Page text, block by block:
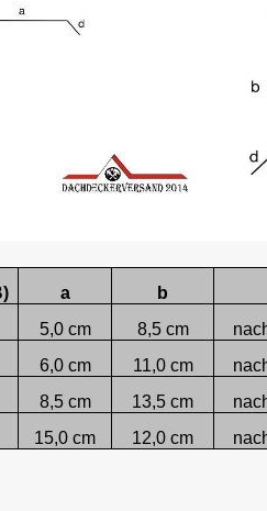
a b
5,0 cm 8,5 cm
6,0 cm 11,0 cm
8,5 cm 13,5 cm
15,0 cm 12,0 cm